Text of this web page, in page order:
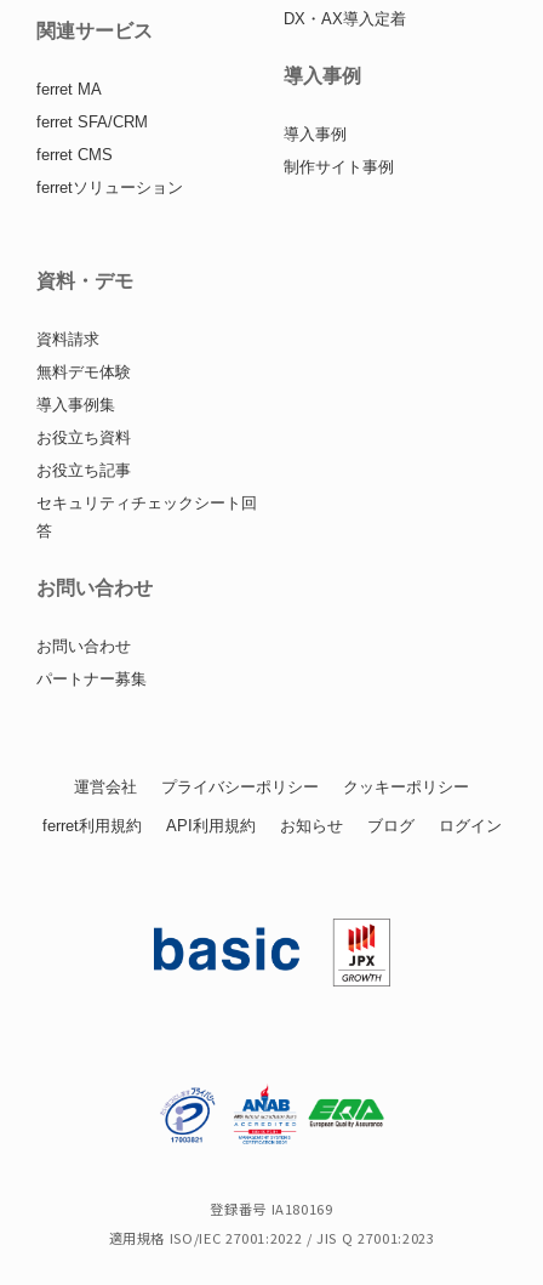
関連サービス
ferret MA
ferret SFA/CRM
ferret CMS
ferretソリューション
DX・AX導入定着
導入事例
導入事例
制作サイト事例
資料・デモ
資料請求
無料デモ体験
導入事例集
お役立ち資料
お役立ち記事
セキュリティチェックシート回
答
お問い合わせ
お問い合わせ
パートナー募集
運営会社 プライバシーポリシー クッキーポリシー
ferret利用規約 API利用規約 お知らせ ブログ ログイン
登録番号 IA180169
適用規格 ISO/IEC 27001:2022 / JIS Q 27001:2023